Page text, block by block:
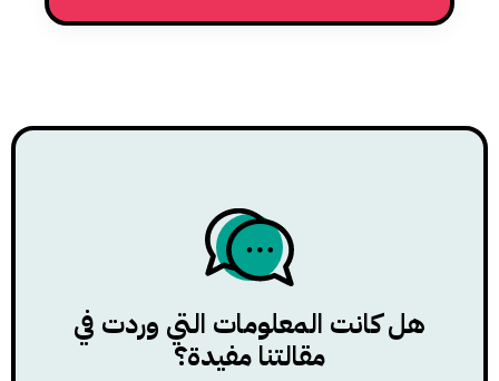
هل كانت المعلومات التي وردت في
مقالتنا مفيدة؟